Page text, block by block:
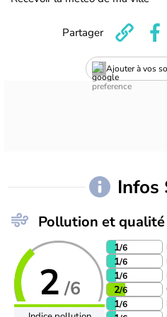
Ajouter à vos
Partager
Infos
Pollution et
2 /6
1/6
1/6
1/6
2/6
1/6